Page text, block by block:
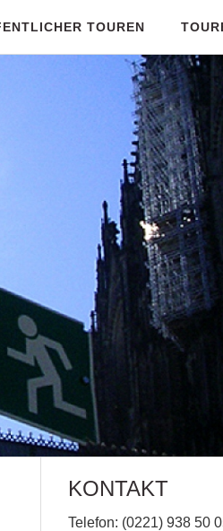
TOUREN
KONTAKT
Telefon: (0221) 938 50